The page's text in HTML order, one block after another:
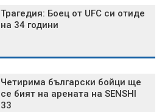
Трагедия: Боец от UFC си отиде
на 34 години
Четирима български бойци ще
се бият на арената на SENSHI
33